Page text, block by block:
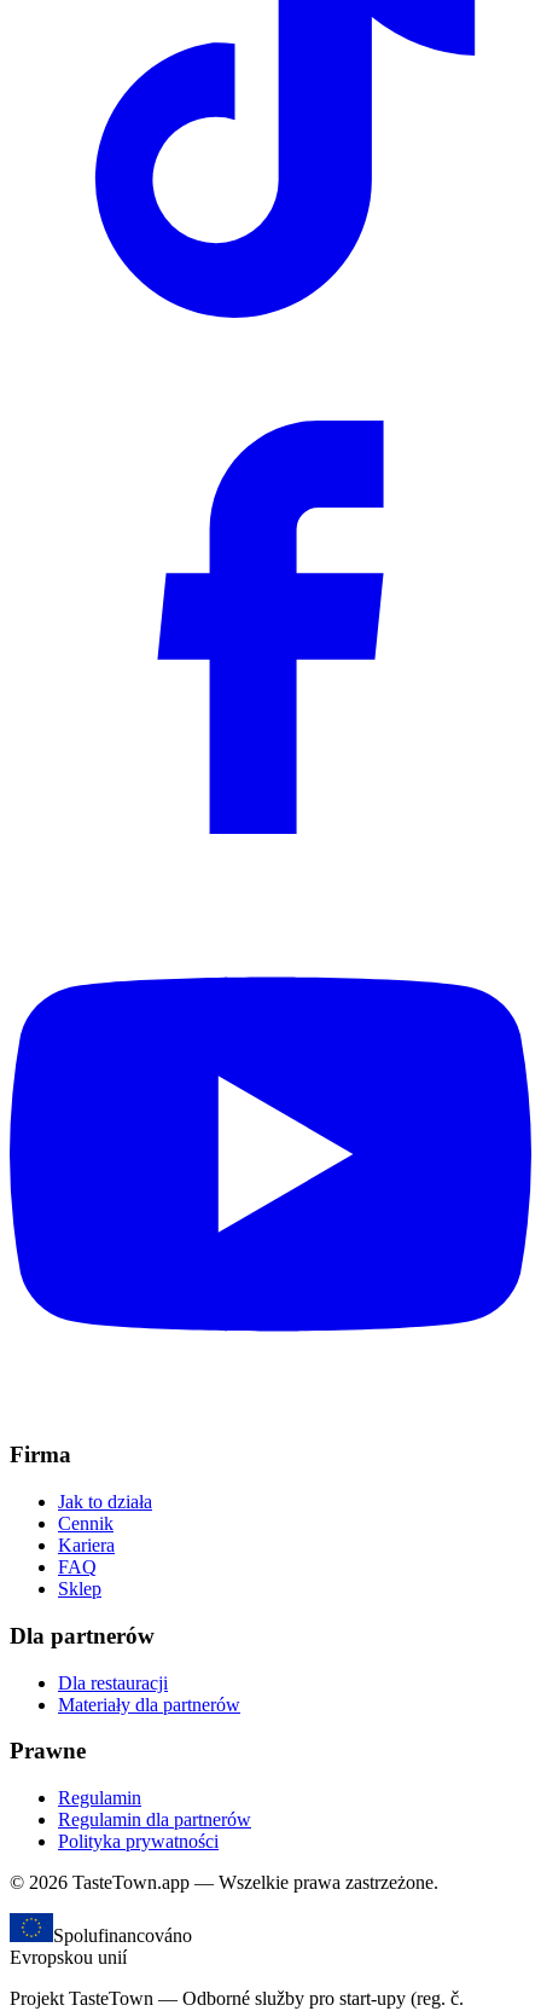
Firma
Jak to działa
Cennik
Kariera
FAQ
Sklep
Dla partnerów
Dla restauracji
Materiały dla partnerów
Prawne
Regulamin
Regulamin dla partnerów
Polityka prywatności
© 2026 TasteTown.app — Wszelkie prawa zastrzeżone.
Spolufinancováno
Evropskou unií
Projekt TasteTown — Odborné služby pro start-upy (reg. č.